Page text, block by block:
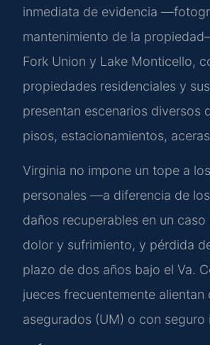
inmediata de evidencia
mantenimiento de la
Fork Union y Lake Monticello,
propiedades residenciales y
presentan escenarios diversos
pisos, estacionamientos,
Virginia no impone un tope a
personales —a diferencia de
daños recuperables en un
dolor y sufrimiento, y pérdida
plazo de dos años bajo el Va.
jueces frecuentemente
asegurados (UM) o con